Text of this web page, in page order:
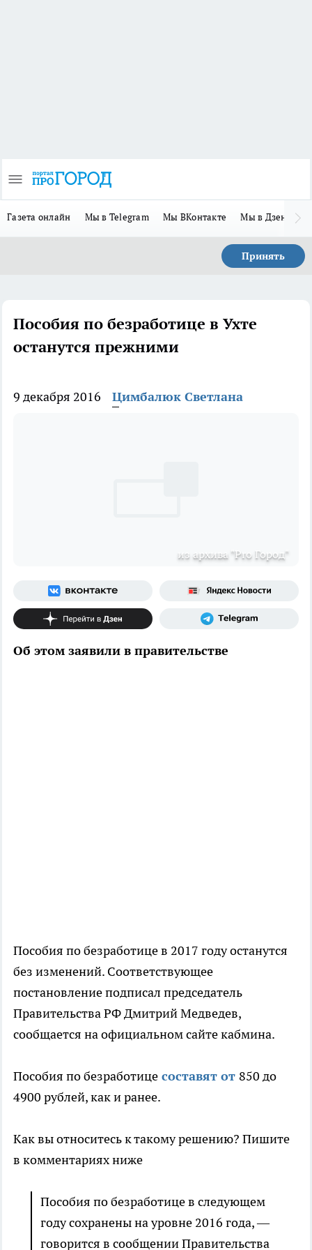
Газета онлайн Мы в Telegram Мы ВКонтакте Мы в Дзене
Принять
Пособия по безработице в Ухте
останутся прежними
9 декабря 2016 Цимбалюк Светлана
из архива "Pro Город"
Об этом заявили в правительстве
Пособия по безработице в 2017 году останутся
без изменений. Соответствующее
постановление подписал председатель
Правительства РФ Дмитрий Медведев,
сообщается на официальном сайте кабмина.
Пособия по безработице составят от 850 до
4900 рублей, как и ранее.
Как вы относитесь к такому решению? Пишите
в комментариях ниже
Пособия по безработице в следующем
году сохранены на уровне 2016 года, —
говорится в сообщении Правительства